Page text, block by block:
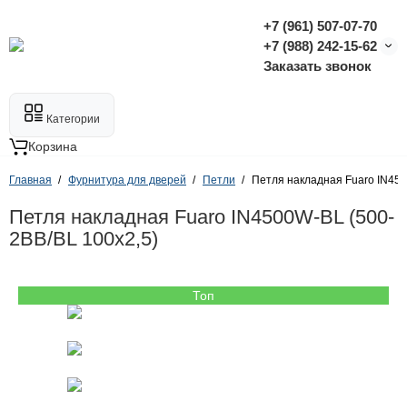
+7 (961) 507-07-70
+7 (988) 242-15-62
Заказать звонок
Категории
Корзина
Главная Фурнитура для дверей Петли Петля накладная Fuaro
Петля накладная Fuaro IN4500W-BL (500-
2BB/BL 100x2,5)
Топ